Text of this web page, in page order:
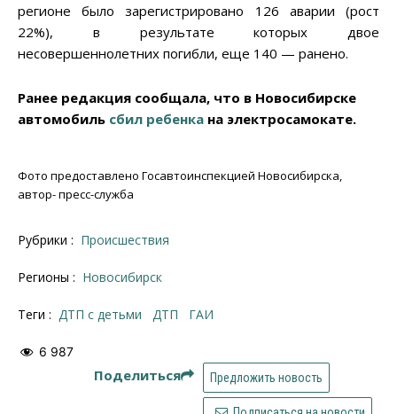
регионе было зарегистрировано 126 аварии (рост
22%), в результате которых двое
несовершеннолетних погибли, еще 140 — ранено.
Ранее редакция сообщала, что в Новосибирске
автомобиль сбил ребенка на электросамокате.
Фото предоставлено Госавтоинспекцией Новосибирска,
автор- пресс-служба
Рубрики : Происшествия
Регионы : Новосибирск
Теги : ДТП с детьми ДТП ГАИ
6 987
Поделиться Предложить новость